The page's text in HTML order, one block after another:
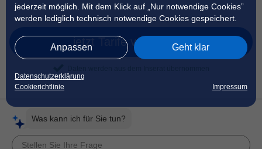
jederzeit möglich. Mit dem Klick auf „Nur notwendige Cookies”
werden lediglich technisch notwendige Cookies gespeichert.
Anpassen Geht klar
Datenschutzerklärung
Cookierichtlinie
Impressum
jetzt Tarife vergleichen
Was kann ich für Sie tun?